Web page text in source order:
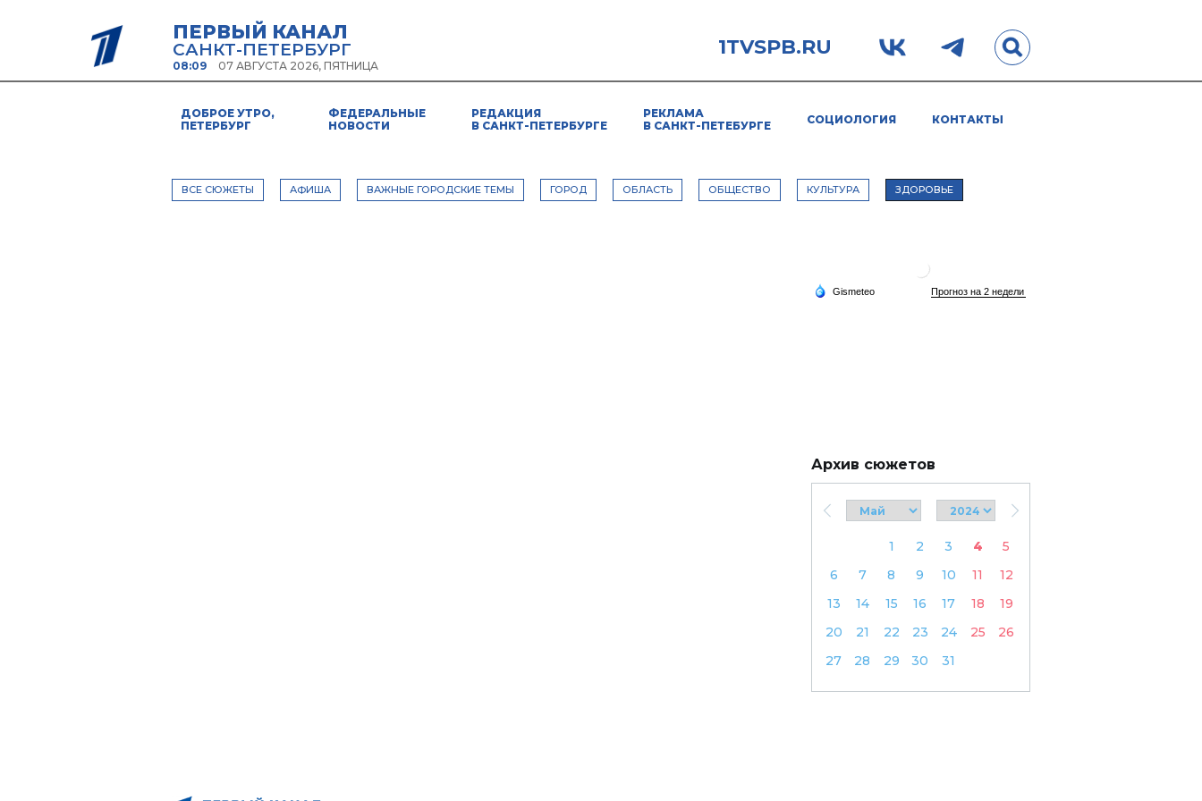
ПЕРВЫЙ КАНАЛ
САНКТ-ПЕТЕРБУРГ
08:09 07 АВГУСТА 2026, ПЯТНИЦА
1TVSPB.RU
ДОБРОЕ УТРО,
ПЕТЕРБУРГ
ФЕДЕРАЛЬНЫЕ
НОВОСТИ
РЕДАКЦИЯ
В САНКТ-ПЕТЕРБУРГЕ
РЕКЛАМА
В САНКТ-ПЕТЕБУРГЕ
СОЦИОЛОГИЯ КОНТАКТЫ
ВСЕ СЮЖЕТЫ АФИША ВАЖНЫЕ ГОРОДСКИЕ ТЕМЫ ГОРОД ОБЛАСТЬ ОБЩЕСТВО КУЛЬТУРА ЗДОРОВЬЕ
Архив сюжетов
1 2 3 4
5
6
7 8 9 10 11
12
13
14 15 16 17 18
19
20
21 22 23 24 25
26
27
28 29 30 31